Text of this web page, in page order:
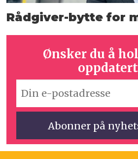
Rådgiver-bytte for
Ønsker du å